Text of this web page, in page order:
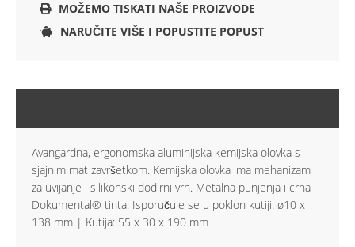
MOŽEMO TISKATI NAŠE PROIZVODE
NARUČITE VIŠE I POPUSTITE POPUST
Avangardna, ergonomska aluminijska kemijska olovka s
sjajnim mat završetkom. Kemijska olovka ima mehanizam
za uvijanje i silikonski dodirni vrh. Metalna punjenja i crna
Dokumental® tinta. Isporučuje se u poklon kutiji. ø10 x
138 mm | Kutija: 55 x 30 x 190 mm